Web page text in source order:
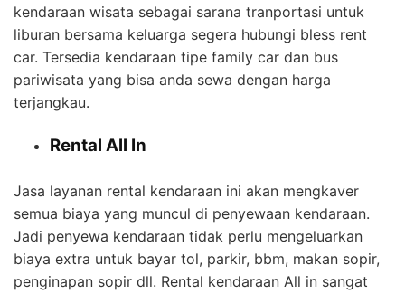
kendaraan wisata sebagai sarana tranportasi untuk
liburan bersama keluarga segera hubungi bless rent
car. Tersedia kendaraan tipe family car dan bus
pariwisata yang bisa anda sewa dengan harga
terjangkau.
Rental All In
Jasa layanan rental kendaraan ini akan mengkaver
semua biaya yang muncul di penyewaan kendaraan.
Jadi penyewa kendaraan tidak perlu mengeluarkan
biaya extra untuk bayar tol, parkir, bbm, makan sopir,
penginapan sopir dll. Rental kendaraan All in sangat